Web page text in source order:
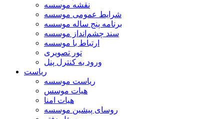
نقشه موسسه
شرایط عمومی موسسه
برنامه پنج ساله موسسه
سند چشم‌انداز موسسه
ارتباط با موسسه
تور تصویری
ورود به کنترل پنل
ریاست
ریاست موسسه
هیات موسس
هیات امنا
روسای پیشین موسسه